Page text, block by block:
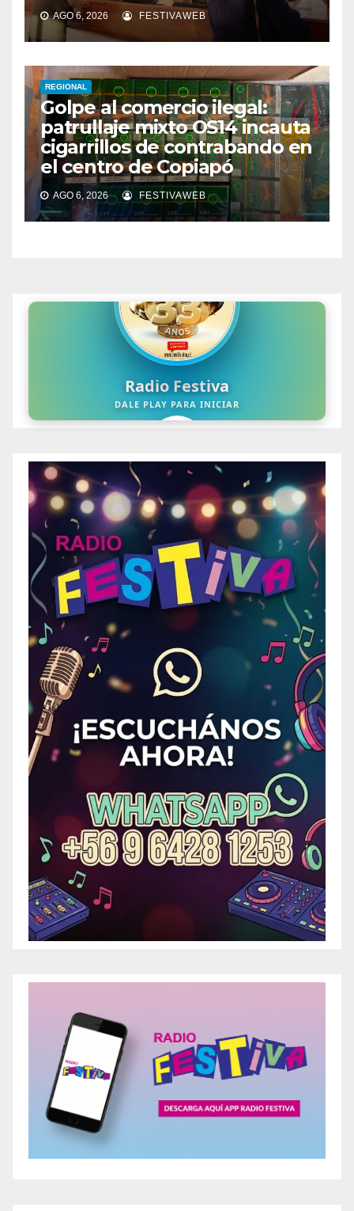
AGO 6, 2026 FESTIVAWEB
REGIONAL
Golpe al comercio ilegal:
patrullaje mixto OS14 incauta
cigarrillos de contrabando en
el centro de Copiapó
AGO 6, 2026 FESTIVAWEB